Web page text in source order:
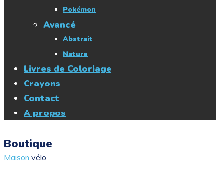
Pokémon
Avancé
Abstrait
Nature
Livres de Coloriage
Crayons
Contact
A propos
Boutique
Maison vélo